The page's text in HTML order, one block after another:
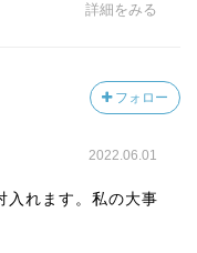
詳細をみる
フォロー
2022.06.01
入れます。私の大事